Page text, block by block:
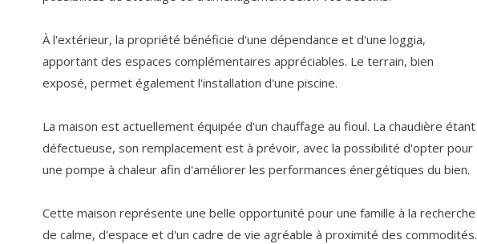
À l'extérieur, la propriété bénéficie d'une dépendance et d'une loggia,
apportant des espaces complémentaires appréciables. Le terrain, bien
exposé, permet également l'installation d'une piscine.
La maison est actuellement équipée d'un chauffage au fioul. La chaudière étant
défectueuse, son remplacement est à prévoir, avec la possibilité d'opter pour
une pompe à chaleur afin d'améliorer les performances énergétiques du bien.
Cette maison représente une belle opportunité pour une famille à la recherche
de calme, d'espace et d'un cadre de vie agréable à proximité des commodités.